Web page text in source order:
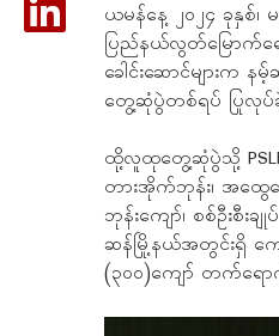
ယမန်နေ့ ၂၀၂၄ ခုနှစ်
ပြည်နယ်လွတ်မြောက်ရေ
ခေါင်းဆောင်များက
တွေ့ဆုံပွဲတစ်ရပ် ပြုလု
ထို့လူထုတွေ့ဆုံပွဲသို့
တားအိုက်ဘုန်း၊ အထွေ
ဘုန်းကျော်၊ စစ်ဦးစီး
ဆန်မြို့နယ်အတွင်းရှိ က
(၃၀၀)ကျော် တက်ရေ